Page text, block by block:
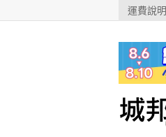
運費說明